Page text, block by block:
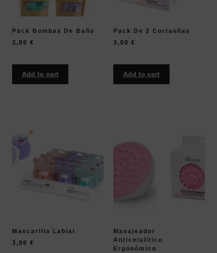
Pack Bombas De Baño
3,00 €
Add to cart
Pack De 2 Cortauñas
3,00 €
Add to cart
Mascarilla Labial
3,00 €
Masajeador
Anticelulítico
Ergonómico